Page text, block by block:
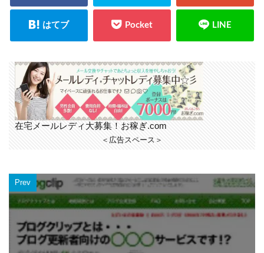
在宅メールレディ大募集！お稼ぎ.com
＜広告スペース＞
Prev